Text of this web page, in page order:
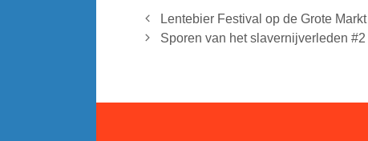
Lentebier Festival op de Grote Markt
Sporen van het slavernijverleden #2